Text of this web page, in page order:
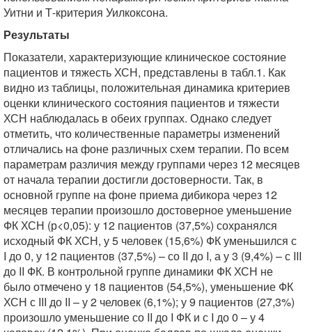
Уитни и Т-критерия Уилкоксона.
Результаты
Показатели, характеризующие клиническое состояние
пациентов и тяжесть ХСН, представлены в табл.1. Как
видно из таблицы, положительная динамика критериев
оценки клинического состояния пациентов и тяжести
ХСН наблюдалась в обеих группах. Однако следует
отметить, что количественные параметры изменений
отличались на фоне различных схем терапии. По всем
параметрам различия между группами через 12 месяцев
от начала терапии достигли достоверности. Так, в
основной группе на фоне приема дибикора через 12
месяцев терапии произошло достоверное уменьшение
ФК ХСН (р<0,05): у 12 пациентов (37,5%) сохранялся
исходный ФК ХСН, у 5 человек (15,6%) ФК уменьшился с
I до 0, у 12 пациентов (37,5%) – со II до I, а у 3 (9,4%) – с III
до II ФК. В контрольной группе динамики ФК ХСН не
было отмечено у 18 пациентов (54,5%), уменьшение ФК
ХСН с III до II – у 2 человек (6,1%); у 9 пациентов (27,3%)
произошло уменьшение со II до I ФК и с I до 0 – у 4